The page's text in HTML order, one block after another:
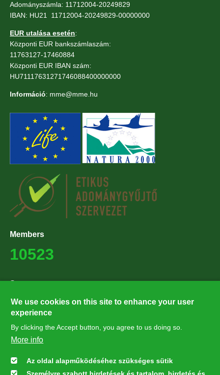
Adományszámla: 11712004-20249829
IBAN: HU21 11712004-20249829-00000000
EUR utalása esetén:
Központi EUR bankszámlaszám:
11763127-17460884
Központi EUR IBAN szám:
HU71117631271746088400000000
Információ: mme@mme.hu
Members
10523
Supporters
27224
Hírlevél feliratkozás
We use cookies on this site to enhance your user
experience
By clicking the Accept button, you agree to us doing so.
More info
Az oldal alapműködéséhez szükséges sütik